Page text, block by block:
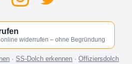
widerrufen – ohne Begründung
·SS-Dolch erkennen ·Offiziersdolch